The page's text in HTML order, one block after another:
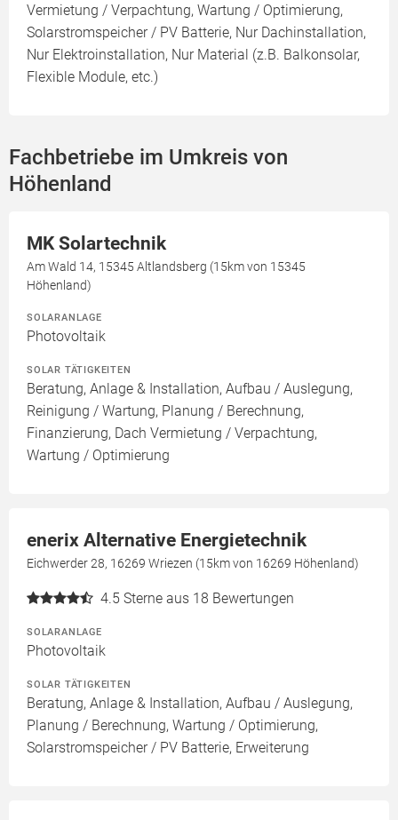
Vermietung / Verpachtung, Wartung / Optimierung,
Solarstromspeicher / PV Batterie, Nur Dachinstallation,
Nur Elektroinstallation, Nur Material (z.B. Balkonsolar,
Flexible Module, etc.)
Fachbetriebe im Umkreis von
Höhenland
MK Solartechnik
Am Wald 14, 15345 Altlandsberg (15km von 15345
Höhenland)
SOLARANLAGE
Photovoltaik
SOLAR TÄTIGKEITEN
Beratung, Anlage & Installation, Aufbau / Auslegung,
Reinigung / Wartung, Planung / Berechnung,
Finanzierung, Dach Vermietung / Verpachtung,
Wartung / Optimierung
enerix Alternative Energietechnik
Eichwerder 28, 16269 Wriezen (15km von 16269 Höhenland)
4.5 Sterne aus 18 Bewertungen
SOLARANLAGE
Photovoltaik
SOLAR TÄTIGKEITEN
Beratung, Anlage & Installation, Aufbau / Auslegung,
Planung / Berechnung, Wartung / Optimierung,
Solarstromspeicher / PV Batterie, Erweiterung